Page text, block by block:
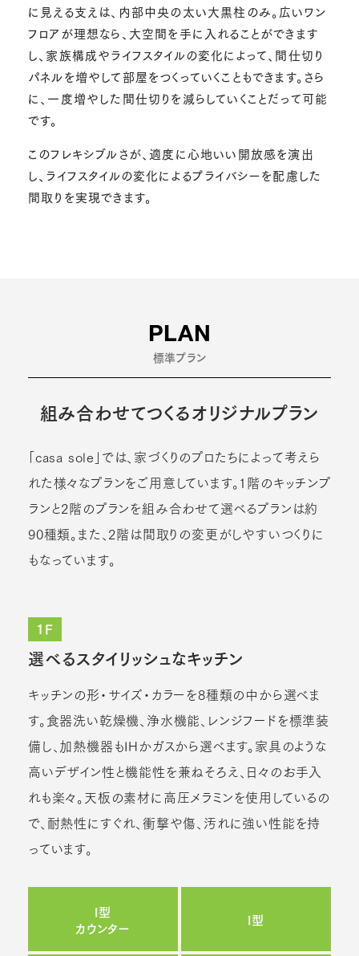
に見える支えは、内部中央の太い大黒柱のみ。広いワン
フロアが理想なら、大空間を手に入れることができます
し、家族構成やライフスタイルの変化によって、間仕切り
パネルを増やして部屋をつくっていくこともできます。さら
に、一度増やした間仕切りを減らしていくことだって可能
です。
このフレキシブルさが、適度に心地いい開放感を演出
し、ライフスタイルの変化によるプライバシーを配慮した
間取りを実現できます。
PLAN
標準プラン
組み合わせてつくるオリジナルプラン
「casa sole」では、家づくりのプロたちによって考えら
れた様々なプランをご用意しています。1階のキッチンプ
ランと2階のプランを組み合わせて選べるプランは約
90種類。また、2階は間取りの変更がしやすいつくりに
もなっています。
1F
選べるスタイリッシュなキッチン
キッチンの形・サイズ・カラーを8種類の中から選べま
す。食器洗い乾燥機、浄水機能、レンジフードを標準装
備し、加熱機器もIHかガスから選べます。家具のような
高いデザイン性と機能性を兼ねそろえ、日々のお手入
れも楽々。天板の素材に高圧メラミンを使用しているの
で、耐熱性にすぐれ、衝撃や傷、汚れに強い性能を持
っています。
I型
カウンター
I型